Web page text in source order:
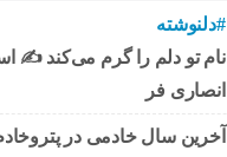
#دلنوشته
نام تو دلم را گرم می‌کند ✍️
انصاری فر
آخرین سال خادمی در